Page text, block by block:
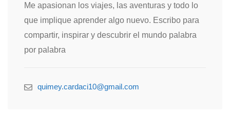
Me apasionan los viajes, las aventuras y todo lo
que implique aprender algo nuevo. Escribo para
compartir, inspirar y descubrir el mundo palabra
por palabra
quimey.cardaci10@gmail.com